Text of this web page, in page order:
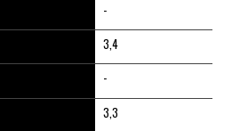
-
3,4
-
3,3